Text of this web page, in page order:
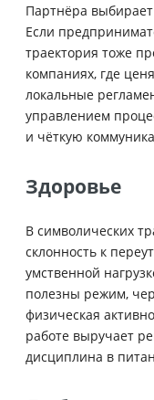
Партнёра
Если
траектория тоже
компаниях, где
локальные
управлением
и чёткую
Здоровье
В символических
склонность к
умственной
полезны режим,
физическая
работе выручает
дисциплина в